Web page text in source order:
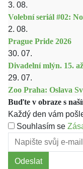
3. 08.
Volební seriál #02:
2. 08.
Prague Pride 2026
30. 07.
Divadelní mlýn. 15.
29. 07.
Zoo Praha: Oslava
Buďte v obraze s
Každý den vám
Souhlasím se
Odeslat